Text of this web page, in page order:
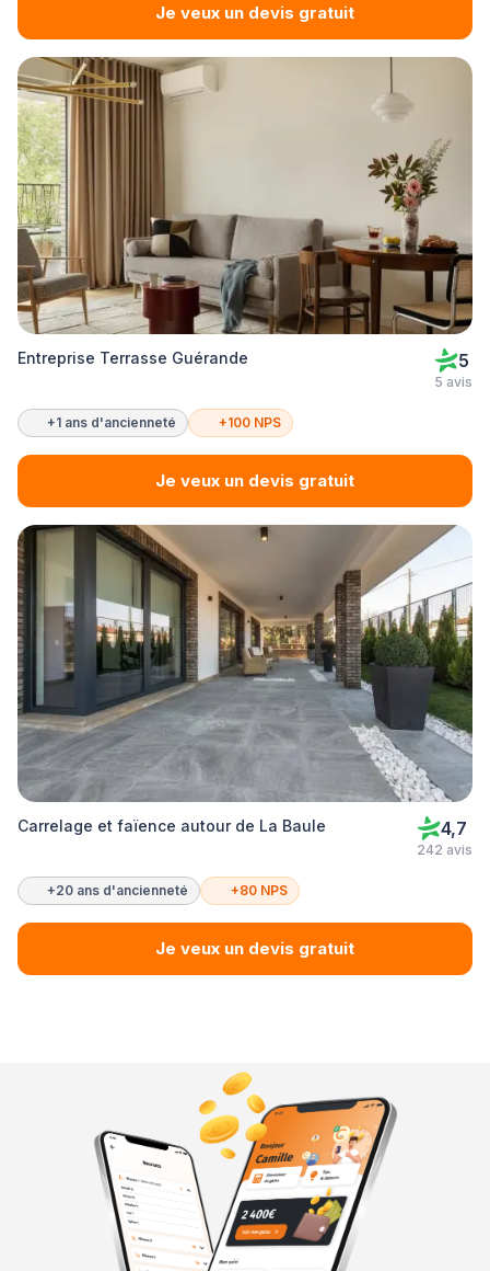
Je veux un devis gratuit
Entreprise Terrasse Guérande 5
5 avis
+1 ans d'ancienneté +100 NPS
Je veux un devis gratuit
Carrelage et faïence autour de La Baule 4,7
242 avis
+20 ans d'ancienneté +80 NPS
Je veux un devis gratuit